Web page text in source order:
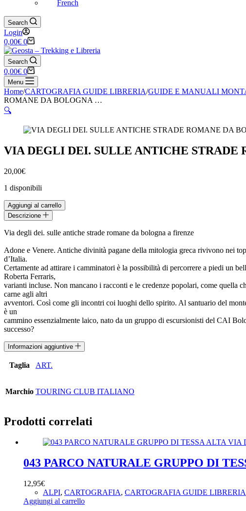
French
Search
Login
Carrello
0,00€ 0
Search
Carrello
0,00€ 0
Menu
Home/CARTOGRAFIA GUIDE LIBRERIA/GUIDE E MANUALI
ROMANE DA BOLOGNA …
🔍
VIA DEGLI DEI. SULLE ANTICHE STRADE
20,00€
1 disponibili
VIA
DEGLI
DEI.
SULLE
ANTICHE
STRADE
ROMANE
DA
BOLOGNA
...
quantità
Aggiungi al carrello
Descrizione
Via degli dei. sulle antiche strade romane da bologna a firenze
Adone e Venere. Antiche divinità pagane della mitologia greca rivivono nei
d’Italia.
Certamente ad attirare i camminatori è la possibilità di percorrere a piedi un
Roberta Ferraris,
varianti incluse. Non mancano i racconti e le credenze popolari, come quella
carne agli altri
avventori. Così come gli incontri coi luoghi dello spirito. Al santuario del
è un
cammino essenzialmente laico, nato da un gruppo di escursionisti del CAI
successo?
Informazioni aggiuntive
Taglia ART.
Marchio TOURING CLUB ITALIANO
Prodotti correlati
043 PARCO NATURALE GRUPPO DI
12,95€
ALPI, CARTOGRAFIA, CARTOGRAFIA GUIDE LIBRERIA
Aggiungi al carrello